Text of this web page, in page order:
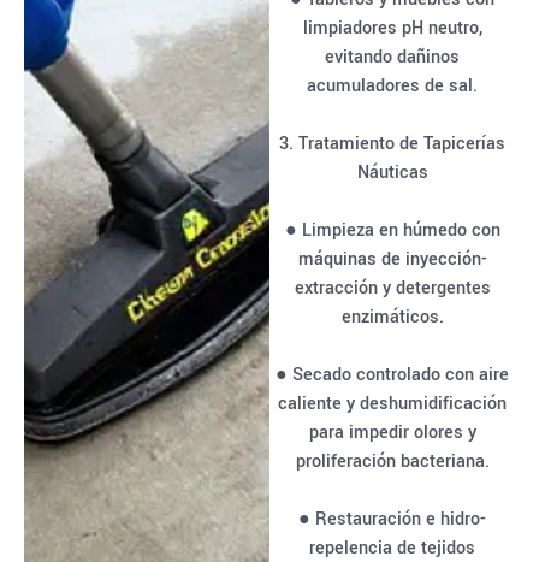
limpiadores pH neutro,
evitando dañinos
acumuladores de sal.
3. Tratamiento de Tapicerías
Náuticas
● Limpieza en húmedo con
máquinas de inyección-
extracción y detergentes
enzimáticos.
● Secado controlado con aire
caliente y deshumidificación
para impedir olores y
proliferación bacteriana.
● Restauración e hidro-
repelencia de tejidos